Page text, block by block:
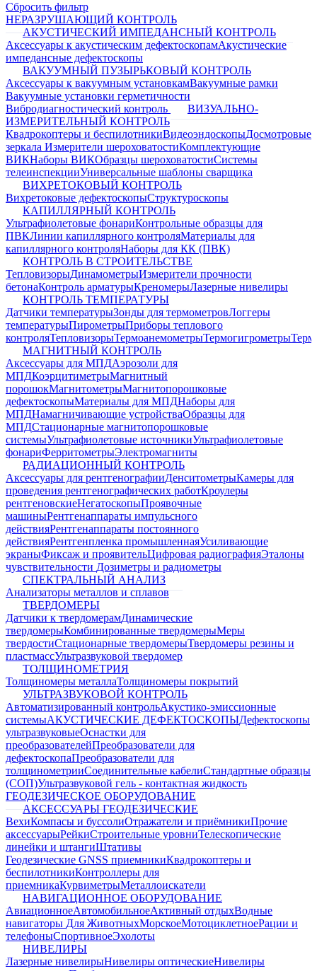
Сбросить фильтр
НЕРАЗРУШАЮЩИЙ КОНТРОЛЬ
АКУСТИЧЕСКИЙ ИМПЕДАНСНЫЙ КОНТРОЛЬ
Аксессуары к акустическим дефектоскопамАкустические
импедансные дефектоскопы
ВАКУУМНЫЙ ПУЗЫРЬКОВЫЙ КОНТРОЛЬ
Аксессуары к вакуумным установкамВакуумные рамки
Вакуумные установки герметичности
Вибродиагностический контроль
ВИЗУАЛЬНО-
ИЗМЕРИТЕЛЬНЫЙ КОНТРОЛЬ
Квадрокоптеры и беспилотникиВидеоэндоскопыДосмотровые
зеркала Измерители шероховатостиКомплектующие
ВИКНаборы ВИКОбразцы шероховатостиСистемы
телеинспекцииУниверсальные шаблоны сварщика
ВИХРЕТОКОВЫЙ КОНТРОЛЬ
Вихретоковые дефектоскопыСтруктуроскопы
КАПИЛЛЯРНЫЙ КОНТРОЛЬ
Ультрафиолетовые фонариКонтрольные образцы для
ПВКЛинии капиллярного контроляМатериалы для
капиллярного контроляНаборы для КК (ПВК)
КОНТРОЛЬ В СТРОИТЕЛЬСТВЕ
ТепловизорыДинамометрыИзмерители прочности
бетонаКонтроль арматурыКреномерыЛазерные нивелиры
КОНТРОЛЬ ТЕМПЕРАТУРЫ
Датчики температурыЗонды для термометровЛоггеры
температурыПирометрыПриборы теплового
контроляТепловизорыТермоанемометрыТермогигрометры
МАГНИТНЫЙ КОНТРОЛЬ
Аксессуары для МПДАэрозоли для
МПДКоэрцитиметрыМагнитный
порошокМагнитометрыМагнитопорошковые
дефектоскопыМатериалы для МПДНаборы для
МПДНамагничивающие устройстваОбразцы для
МПДСтационарные магнитопорошковые
системыУльтрафиолетовые источникиУльтрафиолетовые
фонариФерритометрыЭлектромагниты
РАДИАЦИОННЫЙ КОНТРОЛЬ
Аксессуары для рентгенографииДенситометрыКамеры для
проведения рентгенографических работКроулеры
рентгеновскиеНегатоскопыПроявочные
машиныРентгенаппараты импульсного
действияРентгенаппараты постоянного
действияРентгенпленка промышленнаяУсиливающие
экраныФиксаж и проявительЦифровая радиографияЭталоны
чувствительности Дозиметры и радиометры
СПЕКТРАЛЬНЫЙ АНАЛИЗ
Анализаторы металлов и сплавов
ТВЕРДОМЕРЫ
Датчики к твердомерамДинамические
твердомерыКомбинированные твердомерыМеры
твердостиСтационарные твердомерыТвердомеры резины и
пластмассУльтразвуковой твердомер
ТОЛЩИНОМЕТРИЯ
Толщиномеры металлаТолщиномеры покрытий
УЛЬТРАЗВУКОВОЙ КОНТРОЛЬ
Автоматизированный контрольАкустико-эмиссионные
системыАКУСТИЧЕСКИЕ ДЕФЕКТОСКОПЫДефектоскопы
ультразвуковыеОснастки для
преобразователейПреобразователи для
дефектоскопаПреобразователи для
толщинометрииСоединительные кабелиСтандартные образцы
(СОП)Ультразвуковой гель - контактная жидкость
ГЕОДЕЗИЧЕСКОЕ ОБОРУДОВАНИЕ
АКСЕССУАРЫ ГЕОДЕЗИЧЕСКИЕ
ВехиКомпасы и буссолиОтражатели и приёмникиПрочие
аксессуарыРейкиСтроительные уровниТелескопические
линейки и штангиШтативы
Геодезические GNSS приемникиКвадрокоптеры и
беспилотникиКонтроллеры для
приемникаКурвиметрыМеталлоискатели
НАВИГАЦИОННОЕ ОБОРУДОВАНИЕ
АвиационноеАвтомобильноеАктивный отдыхВодные
навигаторы Для ЖивотныхМорскоеМотоциклетноеРации и
телефоныСпортивноеЭхолоты
НИВЕЛИРЫ
Лазерные нивелирыНивелиры оптическиеНивелиры